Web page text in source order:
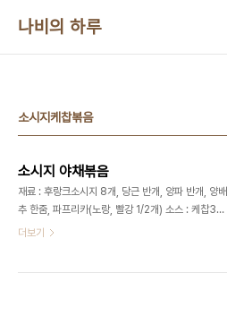
나비의 하루
소시지케찹볶음
소시지 야채볶음
재료 : 후랑크소시지 8개, 당근 반개, 양파 반개, 양배
추 한줌, 파프리카(노랑, 빨강 1/2개) 소스 : 케찹3T,
고추장1T, 간장1T, 물엿1/2T, 설탕1/2T, 다진마늘
더보기